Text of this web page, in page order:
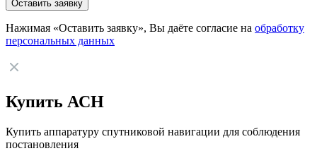
Нажимая «Оставить заявку», Вы даёте согласие на обработку
персональных данных
Купить АСН
Купить аппаратуру спутниковой навигации для соблюдения
постановления